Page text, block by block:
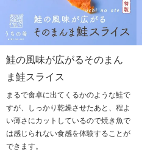
鮭の風味が広がるそのまん
ま鮭スライス
まるで食卓に出てくるかのような鮭で
すが、しっかり乾燥させたあと、程よ
い薄さにカットしているので焼き魚で
は感じられない食感を体験することが
できます。